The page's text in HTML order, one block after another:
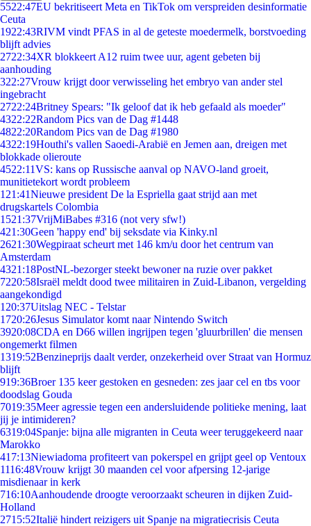
5522:47EU bekritiseert Meta en TikTok om verspreiden desinformatie
Ceuta
1922:43RIVM vindt PFAS in al de geteste moedermelk, borstvoeding
blijft advies
2722:34XR blokkeert A12 ruim twee uur, agent gebeten bij
aanhouding
322:27Vrouw krijgt door verwisseling het embryo van ander stel
ingebracht
2722:24Britney Spears: "Ik geloof dat ik heb gefaald als moeder"
4322:22Random Pics van de Dag #1448
4822:20Random Pics van de Dag #1980
4322:19Houthi's vallen Saoedi-Arabië en Jemen aan, dreigen met
blokkade olieroute
4522:11VS: kans op Russische aanval op NAVO-land groeit,
munitietekort wordt probleem
1 21:41Nieuwe president De la Espriella gaat strijd aan met
drugskartels Colombia
1521:37VrijMiBabes #316 (not very sfw!)
421:30Geen 'happy end' bij seksdate via Kinky.nl
2621:30Wegpiraat scheurt met 146 km/u door het centrum van
Amsterdam
4321:18PostNL-bezorger steekt bewoner na ruzie over pakket
7220:58Israël meldt dood twee militairen in Zuid-Libanon, vergelding
aangekondigd
1 20:37Uitslag NEC - Telstar
1720:26Jesus Simulator komt naar Nintendo Switch
3920:08CDA en D66 willen ingrijpen tegen 'gluurbrillen' die mensen
ongemerkt filmen
1319:52Benzineprijs daalt verder, onzekerheid over Straat van Hormuz
blijft
919:36Broer 135 keer gestoken en gesneden: zes jaar cel en tbs voor
doodslag Gouda
7019:35Meer agressie tegen een andersluidende politieke mening, laat
jij je intimideren?
6319:04Spanje: bijna alle migranten in Ceuta weer teruggekeerd naar
Marokko
417:13Niewiadoma profiteert van pokerspel en grijpt geel op Ventoux
1116:48Vrouw krijgt 30 maanden cel voor afpersing 12-jarige
misdienaar in kerk
716:10Aanhoudende droogte veroorzaakt scheuren in dijken Zuid-
Holland
2715:52Italië hindert reizigers uit Spanje na migratiecrisis Ceuta